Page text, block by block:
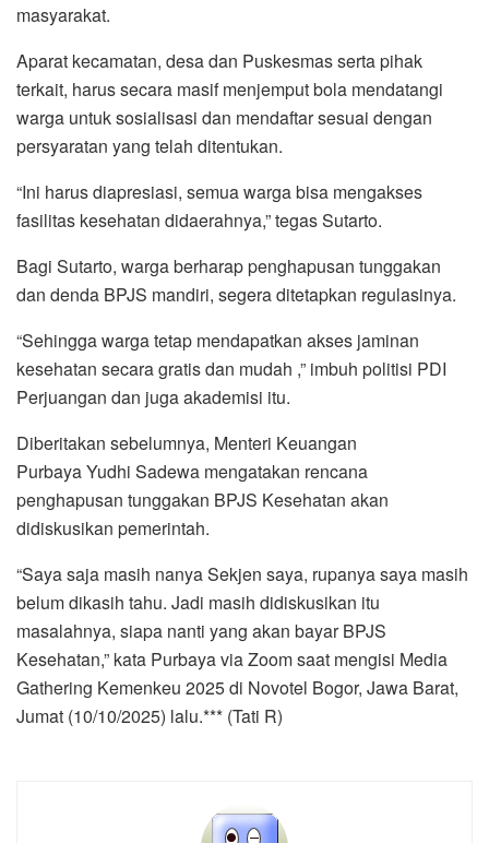
masyarakat.
Aparat kecamatan, desa dan Puskesmas serta pihak
terkait, harus secara masif menjemput bola mendatangi
warga untuk sosialisasi dan mendaftar sesuai dengan
persyaratan yang telah ditentukan.
“Ini harus diapresiasi, semua warga bisa mengakses
fasilitas kesehatan didaerahnya,” tegas Sutarto.
Bagi Sutarto, warga berharap penghapusan tunggakan
dan denda BPJS mandiri, segera ditetapkan regulasinya.
“Sehingga warga tetap mendapatkan akses jaminan
kesehatan secara gratis dan mudah ,” imbuh politisi PDI
Perjuangan dan juga akademisi itu.
Diberitakan sebelumnya, Menteri Keuangan
Purbaya Yudhi Sadewa mengatakan rencana
penghapusan tunggakan BPJS Kesehatan akan
didiskusikan pemerintah.
“Saya saja masih nanya Sekjen saya, rupanya saya masih
belum dikasih tahu. Jadi masih didiskusikan itu
masalahnya, siapa nanti yang akan bayar BPJS
Kesehatan,” kata Purbaya via Zoom saat mengisi Media
Gathering Kemenkeu 2025 di Novotel Bogor, Jawa Barat,
Jumat (10/10/2025) lalu.*** (Tati R)